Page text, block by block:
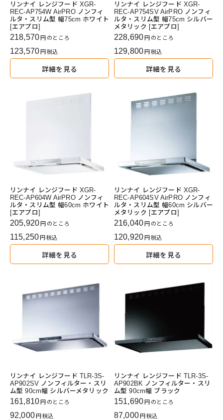
リンナイ レンジフード XGR-
REC-AP754W AirPRO ノンフィ
ルタ・スリム型 幅75cm ホワイト
[エアプロ]
218,570 のところ
123,570 税込
詳細を見る
リンナイ レンジフード XGR-
REC-AP754SV AirPRO ノンフィ
ルタ・スリム型 幅75cm シルバー
メタリック [エアプロ]
228,690 のところ
129,800 税込
詳細を見る
リンナイ レンジフード XGR-
REC-AP604W AirPRO ノンフィ
ルタ・スリム型 幅60cm ホワイト
[エアプロ]
205,920 のところ
115,250 税込
詳細を見る
リンナイ レンジフード XGR-
REC-AP604SV AirPRO ノンフィ
ルタ・スリム型 幅60cm シルバー
メタリック [エアプロ]
216,040 のところ
120,920 税込
詳細を見る
リンナイ レンジフード TLR-3S-
AP902SV ノンフィルター・スリ
ム型 90cm幅 シルバーメタリック
161,810 のところ
92,000 税込
リンナイ レンジフード TLR-3S-
AP902BK ノンフィルター・スリ
ム型 90cm幅 ブラック
151,690 のところ
87,000 税込